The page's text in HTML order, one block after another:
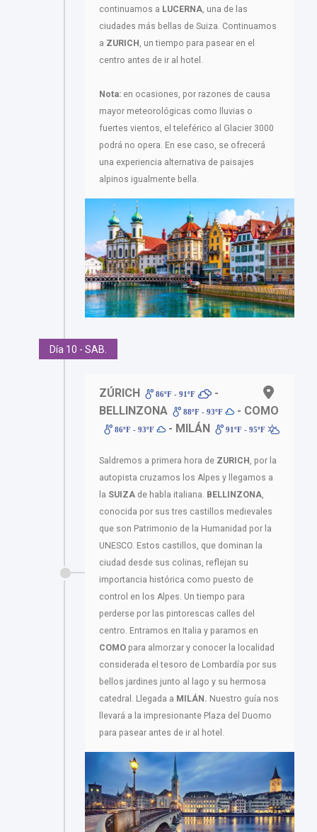
continuamos a LUCERNA, una de las
ciudades más bellas de Suiza. Continuamos
a ZURICH , un tiempo para pasear en el
centro antes de ir al hotel.
Nota: en ocasiones, por razones de causa
mayor meteorológicas como lluvias o
fuertes vientos, el teleférico al Glacier 3000
podrá no opera. En ese caso, se ofrecerá
una experiencia alternativa de paisajes
alpinos igualmente bella.
Día 10 - SAB.
ZÚRICH 86ºF - 91ºF
-
BELLINZONA
88ºF - 93ºF - COMO
86ºF - 93ºF - MILÁN 91ºF - 95ºF
Saldremos a primera hora de ZURICH , por la
autopista cruzamos los Alpes y llegamos a
la SUIZA de habla italiana. BELLINZONA,
conocida por sus tres castillos medievales
que son Patrimonio de la Humanidad por la
UNESCO. Estos castillos, que dominan la
ciudad desde sus colinas, reflejan su
importancia histórica como puesto de
control en los Alpes. Un tiempo para
perderse por las pintorescas calles del
centro. Entramos en Italia y paramos en
COMO para almorzar y conocer la localidad
considerada el tesoro de Lombardía por sus
bellos jardines junto al lago y su hermosa
catedral. Llegada a MILÁN. Nuestro guía nos
llevará a la impresionante Plaza del Duomo
para pasear antes de ir al hotel.